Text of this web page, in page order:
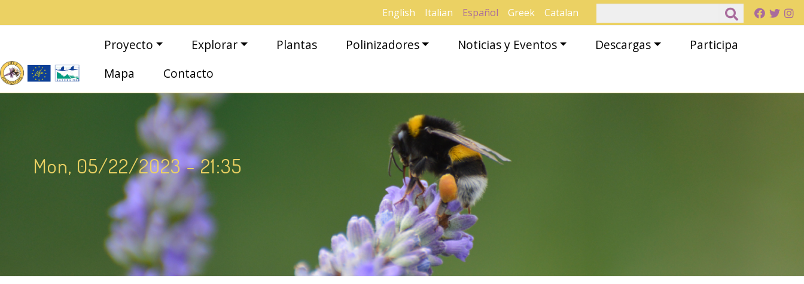
English Italian Español Greek Catalan
Navegación principal
Proyecto Explorar Plantas Polinizadores Noticias y Eventos Descargas
Participa
Mapa
Contacto
Mon, 05/22/2023 - 21:35